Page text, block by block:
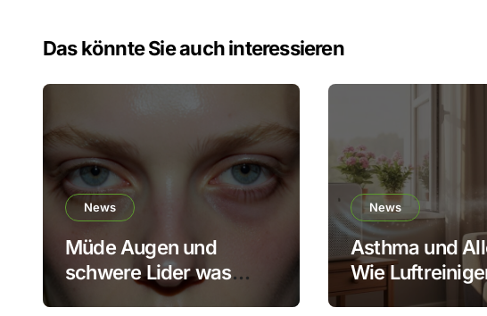
Das könnte Sie auch interessieren
News
Müde Augen und
schwere Lider was
dahintersteckt und
News
Asthma und
Wie
Lebensqualität